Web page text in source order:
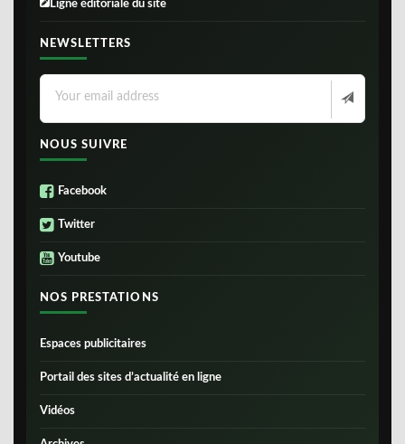
Ligne éditoriale du site
NEWSLETTERS
NOUS SUIVRE
Facebook
Twitter
Youtube
NOS PRESTATIONS
Espaces publicitaires
Portail des sites d’actualité en ligne
Vidéos